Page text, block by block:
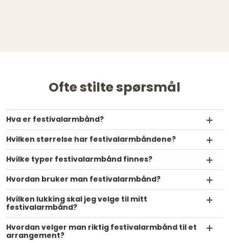
Ofte stilte spørsmål
Hva er festivalarmbånd?
Hvilken størrelse har festivalarmbåndene?
Hvilke typer festivalarmbånd finnes?
Hvordan bruker man festivalarmbånd?
Hvilken lukking skal jeg velge til mitt
festivalarmbånd?
Hvordan velger man riktig festivalarmbånd til et
arrangement?